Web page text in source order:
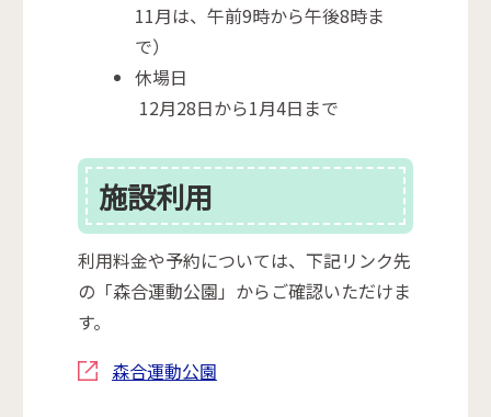
11月は、午前9時から午後8時ま
で）
休場日
12月28日から1月4日まで
施設利用
利用料金や予約については、下記リンク先
の「森合運動公園」からご確認いただけま
す。
森合運動公園